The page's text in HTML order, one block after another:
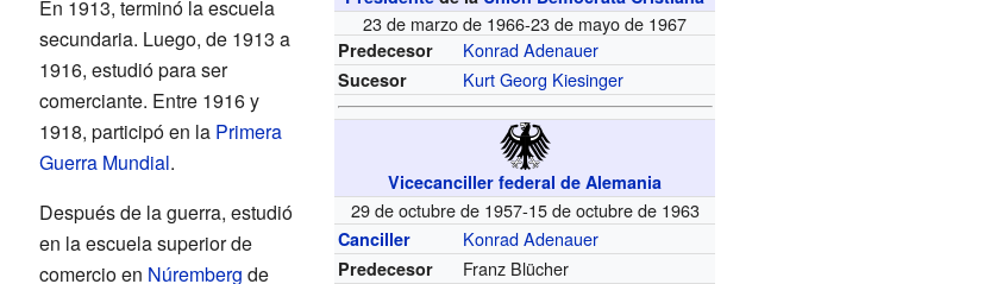
23 de marzo de 1966-23 de mayo de 1967
Predecesor Konrad Adenauer
Sucesor Kurt Georg Kiesinger
Vicecanciller federal de Alemania
29 de octubre de 1957-15 de octubre de 1963
Canciller Konrad Adenauer
Predecesor Franz Blücher
En 1913, terminó la escuela
secundaria. Luego, de 1913 a
1916, estudió para ser
comerciante. Entre 1916 y
1918, participó en la Primera
Guerra Mundial.
Después de la guerra, estudió
en la escuela superior de
comercio en Núremberg de